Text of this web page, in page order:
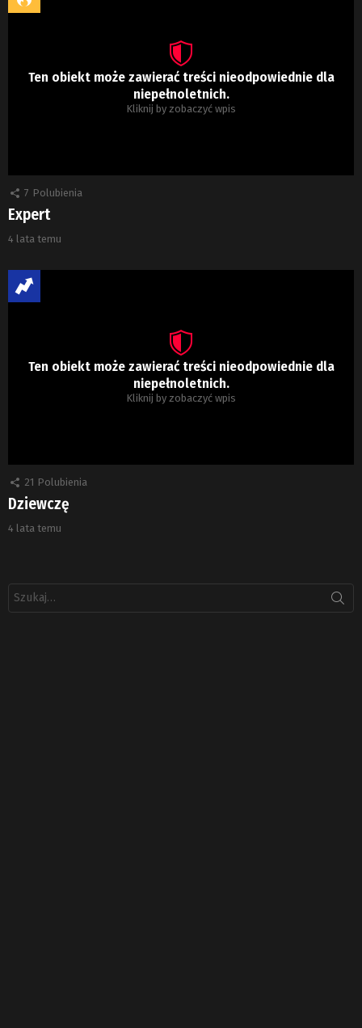
Ten obiekt może zawierać treści nieodpowiednie dla
niepełnoletnich.
Kliknij by zobaczyć wpis
7 Polubienia
Expert
4 lata temu
Ten obiekt może zawierać treści nieodpowiednie dla
niepełnoletnich.
Kliknij by zobaczyć wpis
21 Polubienia
Dziewczę
4 lata temu